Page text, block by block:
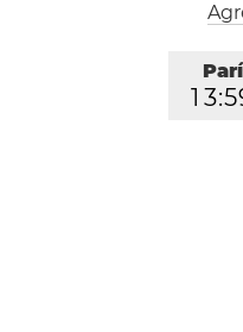
1 4:0